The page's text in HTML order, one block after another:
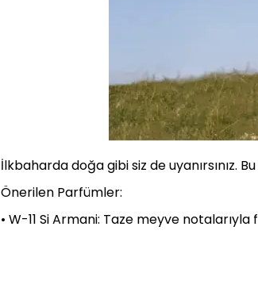
İlkbaharda doğa gibi siz de uyanırsınız.
Önerilen Parfümler:
• W-11 Si Armani: Taze meyve